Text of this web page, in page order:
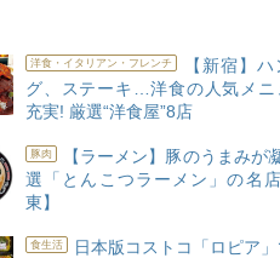
洋食・イタリアン・フレンチ
【新宿】
グ、ステーキ…洋食の人気メニ
充実! 厳選“洋食屋”8店
豚肉
【ラーメン】豚のうまみが
選「とんこつラーメン」の名
東】
食生活
日本版コストコ「ロピア」